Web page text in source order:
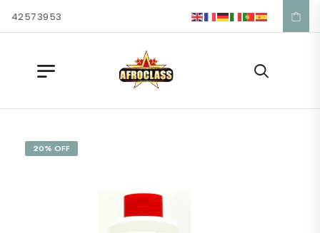
42 57 39 53
20% OFF